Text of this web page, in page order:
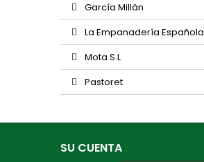
García Millän
La Empanadería Española
Mota S.L
Pastoret
SU CUENTA